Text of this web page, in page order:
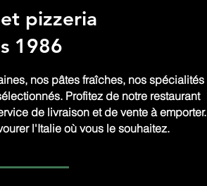
pizzeria
1986
nos pâtes fraîches, nos spécialités
Profitez de notre restaurant
de livraison et de vente à emporter.
l'Italie où vous le souhaitez.